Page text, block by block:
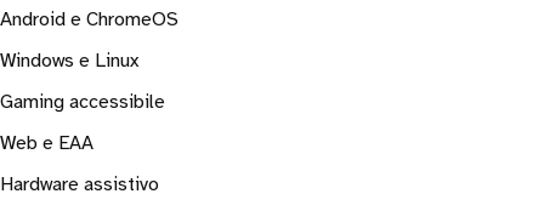
Android e ChromeOS
Windows e Linux
Gaming accessibile
Web e EAA
Hardware assistivo